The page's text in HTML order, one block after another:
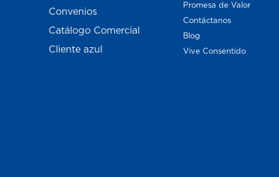
Convenios
Catálogo Comercial
Cliente azul
Promesa de Valor
Contáctanos
Blog
Vive Consentido